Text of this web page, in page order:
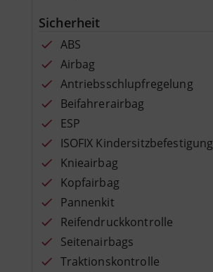
Sicherheit
ABS
Airbag
Antriebsschlupfregelung
Beifahrerairbag
ESP
ISOFIX Kindersitzbefestigung
Knieairbag
Kopfairbag
Pannenkit
Reifendruckkontrolle
Seitenairbags
Traktionskontrolle